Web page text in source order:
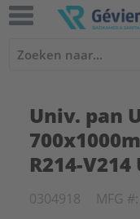
Univ. pan
R214-
0304918 MFG